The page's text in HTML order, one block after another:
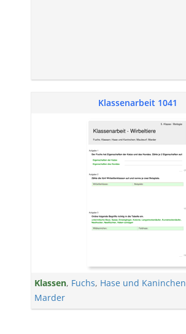
Klassenarbeit 1041
Klassen, Fuchs, Hase und Kaninchen
Marder